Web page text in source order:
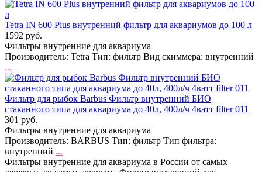
Tetra IN 600 Plus внутренний фильтр для аквариумов до 100 л
1592 руб.
Фильтры внутренние для аквариума
Производитель: Tetra Тип: фильтр Вид скиммера: внутренний
...
Фильтр для рыбок Barbus Фильтр внутренний БИО
стаканного типа для аквариума до 40л, 400л/ч 4ватт filter 011
301 руб.
Фильтры внутренние для аквариума
Производитель: BARBUS Тип: фильтр Тип фильтра:
внутренний ...
Фильтры внутренние для аквариума в России от самых